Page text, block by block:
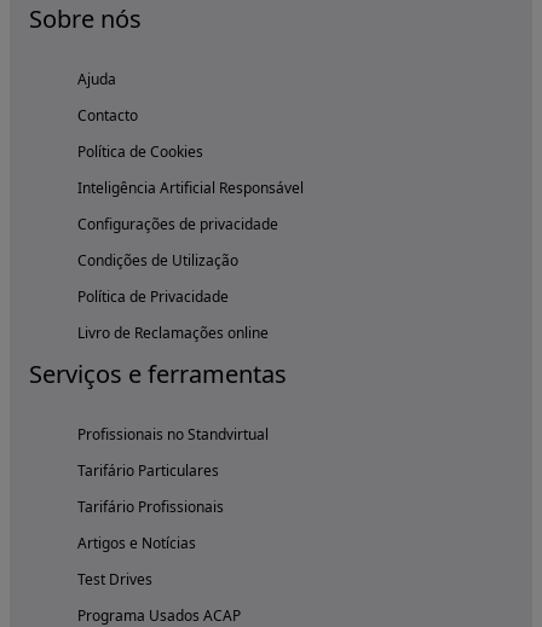
Sobre nós
Ajuda
Contacto
Política de Cookies
Inteligência Artificial Responsável
Configurações de privacidade
Condições de Utilização
Política de Privacidade
Livro de Reclamações online
Serviços e ferramentas
Profissionais no Standvirtual
Tarifário Particulares
Tarifário Profissionais
Artigos e Notícias
Test Drives
Programa Usados ACAP